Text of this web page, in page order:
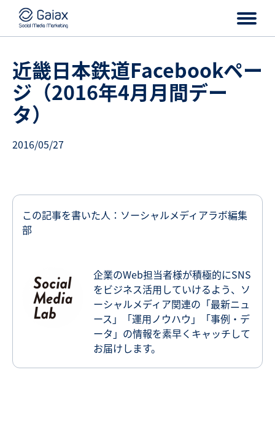
近畿日本鉄道Facebookペー
ジ（2016年4月月間デー
タ）
2016/05/27
この記事を書いた人：ソーシャルメディアラボ編集
部
企業のWeb担当者様が積極的にSNS
をビジネス活用していけるよう、ソ
ーシャルメディア関連の「最新ニュ
ース」「運用ノウハウ」「事例・デ
ータ」の情報を素早くキャッチして
お届けします。